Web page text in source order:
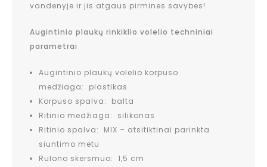
vandenyje ir jis atgaus pirmines savybes!
Augintinio plaukų rinkiklio volelio techniniai
parametrai
Augintinio plaukų volelio korpuso
medžiaga: plastikas
Korpuso spalva: balta
Ritinio medžiaga: silikonas
Ritinio spalva: MIX – atsitiktinai parinkta
siuntimo metu
Rulono skersmuo: 1,5 cm